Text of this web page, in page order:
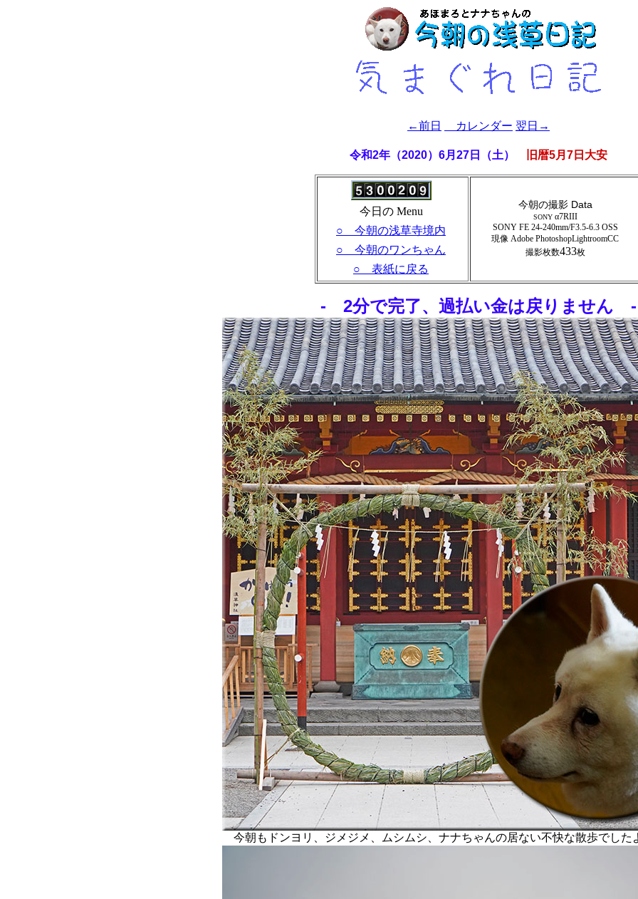
←前日 カレンダー 翌日→
令和2年（2020）6月27日（土） 旧暦5月7日大安
今日の Menu
○ 今朝の浅草寺境内
○ 今朝のワンちゃん
○ 表紙に戻る
今朝の撮影 Data
SONY α7RIII
SONY FE 24-240mm/F3.5-6.3 OSS
現像 Adobe PhotoshopLightroomCC
撮影枚数433枚
- 2分で完了、過払い金は戻りません‎ -
今朝もドンヨリ、ジメジメ、ムシムシ、ナナちゃんの居ない不快な散歩でした